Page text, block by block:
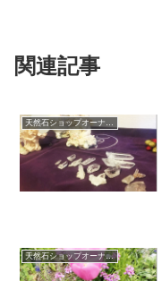
関連記事
天然石ショップオーナーのブログ
天然石ショップオーナーのブログ